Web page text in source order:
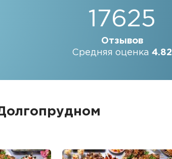
17625
Отзывов
Средняя оценка 4.82